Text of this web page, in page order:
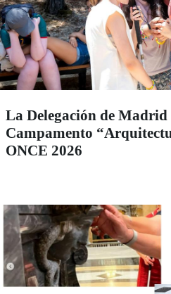
La Delegación de Madrid
Campamento
ONCE 2026